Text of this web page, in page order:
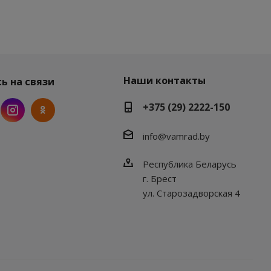
на связи
Наши контакты
+375 (29) 2222-150
info@vamrad.by
Республика Беларусь
г. Брест
ул. Старозадворская 4